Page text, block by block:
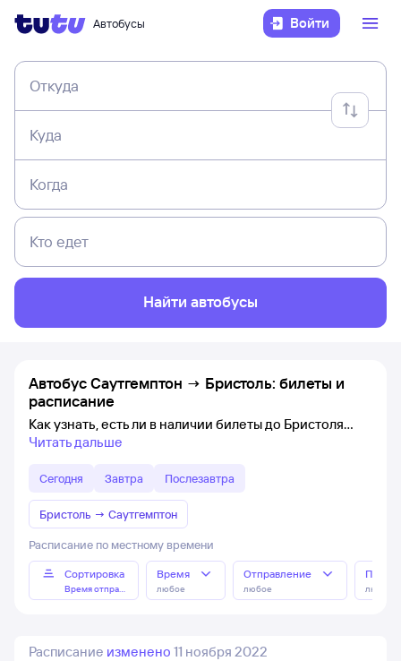
Автобусы Войти
Откуда
Куда
Когда
Кто едет
Найти автобусы
Автобус Саутгемптон → Бристоль: билеты и
расписание
Как узнать, есть ли в наличии билеты до Бристоля
Читать дальше
Сегодня Завтра Послезавтра
Бристоль → Саутгемптон
Расписание по местному времени
Сортировка
Время отправления
Время
любое
Отправление
любое любое
Расписание изменено 11 ноября 2022